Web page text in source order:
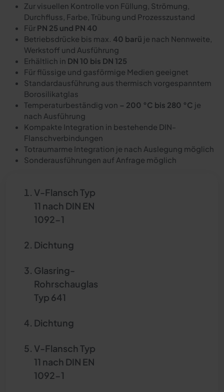
Zur visuellen Kontrolle von Füllung, Strömung,
Durchfluss, Farbe, Trübung und Prozesszustand
Für PN 25 und PN 40
Betriebsdrücke bis max. 40 barü je nach Nennweite,
Werkstoff und Ausführung
Erhältlich in DN 10 bis DN 125
Für flüssige und gasförmige Medien geeignet
Standardausführung aus thermisch vorgespanntem
Borosilikatglas
Temperaturbeständig von – 200 °C bis 280 °C je
nach Ausführung
Kompakte Integration in bestehende DIN-
Flanschverbindungen
Totraumarme Integration je nach Auslegung möglich
Sonderausführungen auf Anfrage möglich
V-Flansch Typ
11 nach DIN EN
1092-1
Dichtung
Glasring-
Rohrschauglas
Typ 641
Dichtung
V-Flansch Typ
11 nach DIN EN
1092-1